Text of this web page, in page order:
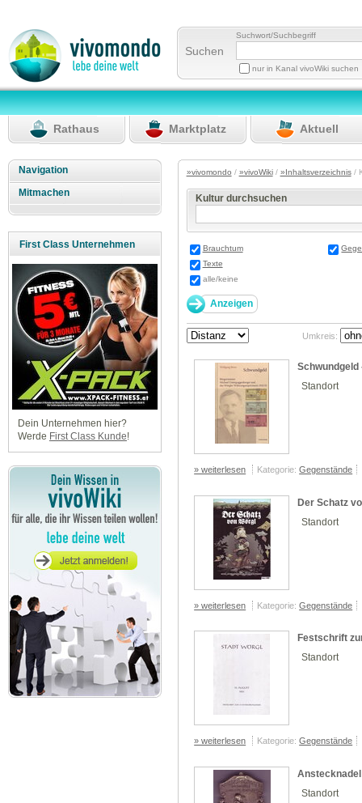
Suchen
Suchwort/Suchbegriff
nur in Kanal vivoWiki suchen
Rathaus Marktplatz Aktuell
Navigation
Mitmachen
First Class Unternehmen
Dein Unternehmen hier?
Werde First Class Kunde!
»vivomondo / »vivoWiki/ »Inhaltsverzeichnis/
Kultur durchsuchen
Brauchtum
Texte
alle/keine
Umkreis:
Schwundgeld
Standort
» weiterlesen Kategorie:Gegenstände
Der Schatz
Standort
» weiterlesen Kategorie:Gegenstände
Festschrift
Standort
» weiterlesen Kategorie:Gegenstände
Standort